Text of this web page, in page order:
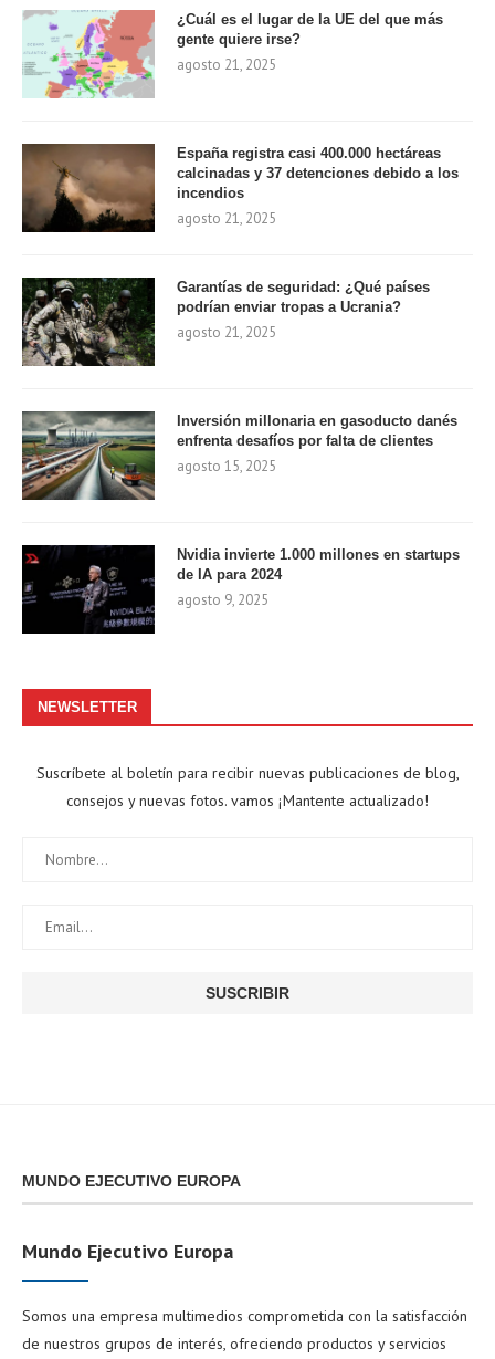
¿Cuál es el lugar de la UE del que más
gente quiere irse?
agosto 21, 2025
España registra casi 400.000 hectáreas
calcinadas y 37 detenciones debido a los
incendios
agosto 21, 2025
Garantías de seguridad: ¿Qué países
podrían enviar tropas a Ucrania?
agosto 21, 2025
Inversión millonaria en gasoducto danés
enfrenta desafíos por falta de clientes
agosto 15, 2025
Nvidia invierte 1.000 millones en startups
de IA para 2024
agosto 9, 2025
NEWSLETTER
Suscríbete al boletín para recibir nuevas publicaciones de blog,
consejos y nuevas fotos. vamos ¡Mantente actualizado!
MUNDO EJECUTIVO EUROPA
Mundo Ejecutivo Europa
Somos una empresa multimedios comprometida con la satisfacción
de nuestros grupos de interés, ofreciendo productos y servicios